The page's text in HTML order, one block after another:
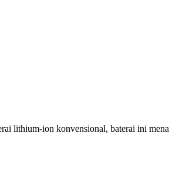
lithium-ion konvensional, baterai ini